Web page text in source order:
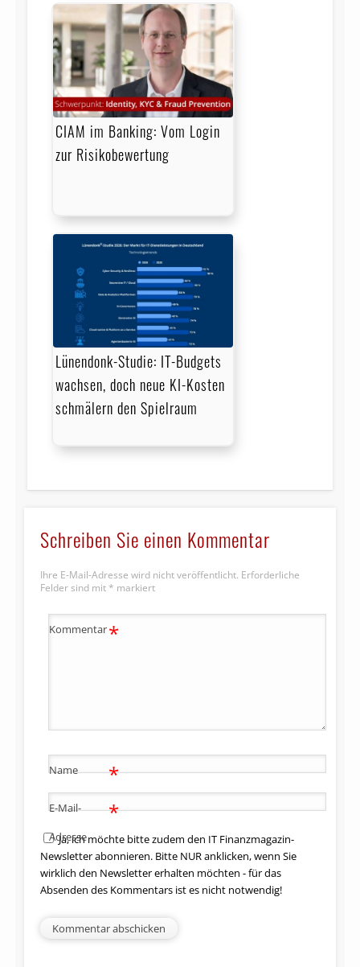
CIAM im Banking: Vom Login
zur Risikobewertung
Lünendonk-Studie: IT-Budgets
wachsen, doch neue KI-Kosten
schmälern den Spielraum
Schreiben Sie einen Kommentar
Ihre E-Mail-Adresse wird nicht veröffentlicht. Erforderliche
Felder sind mit * markiert
Kommentar*
Name *
E-Mail-
Adresse
*
Ja, ich möchte bitte zudem den IT Finanzmagazin-
Newsletter abonnieren. Bitte NUR anklicken, wenn Sie
wirklich den Newsletter erhalten möchten - für das
Absenden des Kommentars ist es nicht notwendig!